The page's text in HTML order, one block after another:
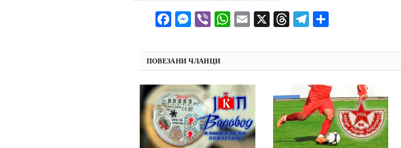
Facebook
Messenger
ViberWhatsApp
Email
X ThreadsTelegram
ПОВЕЗАНИ ЧЛАНЦИ